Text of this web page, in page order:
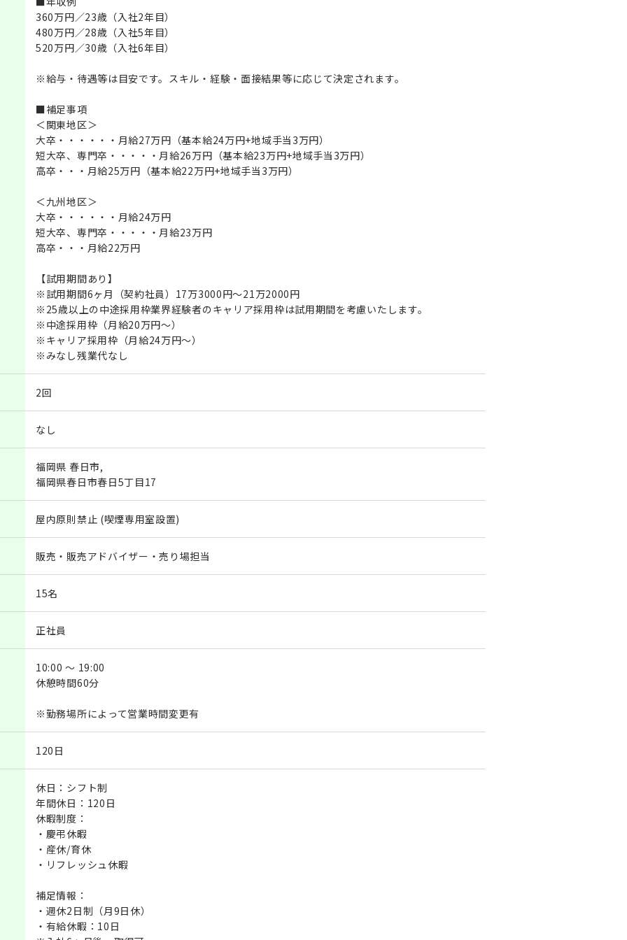
360万円／23歳（入社2年目）
480万円／28歳（入社5年目）
520万円／30歳（入社6年目）
※給与・待遇等は目安です。スキル・経験・面接結果等に応じて決定されます。
■補足事項
＜関東地区＞
大卒・・・・・・月給27万円（基本給24万円+地域手当3万円）
短大卒、専門卒・・・・・月給26万円（基本給23万円+地域手当3万円）
高卒・・・月給25万円（基本給22万円+地域手当3万円）
＜九州地区＞
大卒・・・・・・月給24万円
短大卒、専門卒・・・・・月給23万円
高卒・・・月給22万円
【試用期間あり】
※試用期間6ヶ月（契約社員）17万3000円～21万2000円
※25歳以上の中途採用枠業界経験者のキャリア採用枠は試用期間を考慮いたします。
※中途採用枠（月給20万円～）
※キャリア採用枠（月給24万円～）
※みなし残業代なし
2回
なし
福岡県 春日市,
福岡県春日市春日5丁目17
屋内原則禁止 (喫煙専用室設置)
販売・販売アドバイザー・売り場担当
15名
正社員
10:00 ～ 19:00
休憩時間60分
※勤務場所によって営業時間変更有
120日
休日：シフト制
年間休日：120日
休暇制度：
・慶弔休暇
・産休/育休
・リフレッシュ休暇
補足情報：
・週休2日制（月9日休）
・有給休暇：10日